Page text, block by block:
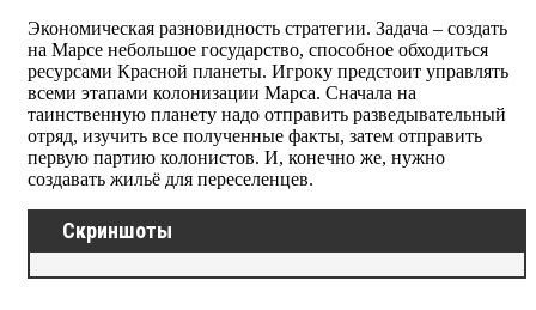
Экономическая разновидность стратегии. Задача – создать
на Марсе небольшое государство, способное обходиться
ресурсами Красной планеты. Игроку предстоит управлять
всеми этапами колонизации Марса. Сначала на
таинственную планету надо отправить разведывательный
отряд, изучить все полученные факты, затем отправить
первую партию колонистов. И, конечно же, нужно
создавать жильё для переселенцев.
Скриншоты